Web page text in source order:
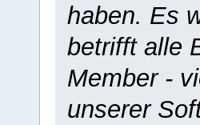
haben. Es
betrifft alle
Member -
unserer